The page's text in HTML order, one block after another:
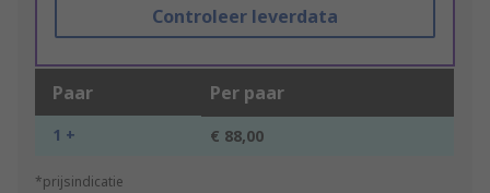
Controleer leverdata
Paar Per paar
1 + € 88,00
*prijsindicatie